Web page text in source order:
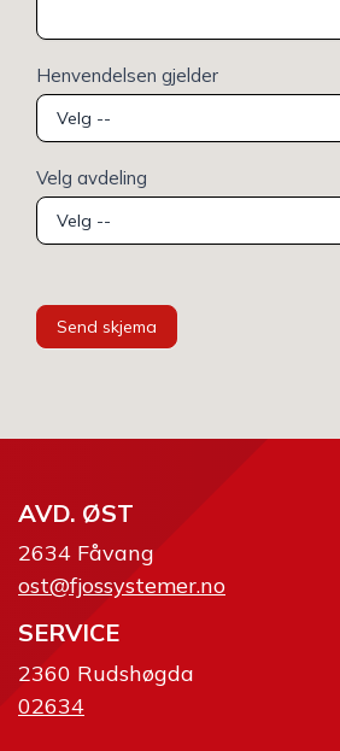
Henvendelsen gjelder
Velg avdeling
Send skjema
AVD. ØST
2634 Fåvang
ost@fjossystemer.no
SERVICE
2360 Rudshøgda
02634